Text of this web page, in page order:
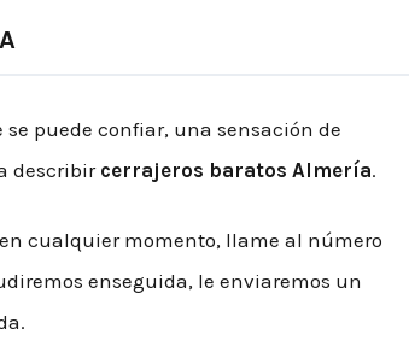
se puede confiar, una sensación de
describir cerrajeros baratos Almería.
cualquier momento, llame al número
enseguida, le enviaremos un